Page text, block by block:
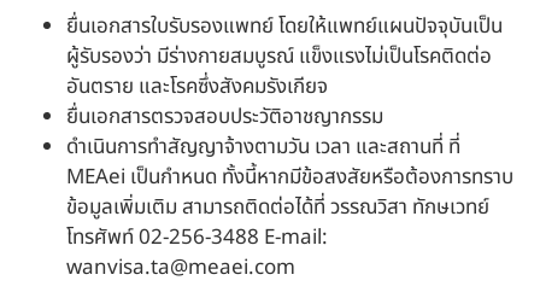
ยื่นเอกสารใบรับรองแพทย์ โดยให้แพทย์แผนปัจจุบันเป็น
ผู้รับรองว่า มีร่างกายสมบูรณ์ แข็งแรงไม่เป็นโรคติดต่อ
อันตราย และโรคซึ่งสังคมรังเกียจ
ยื่นเอกสารตรวจสอบประวัติอาชญากรรม
ดำเนินการทำสัญญาจ้างตามวัน เวลา และสถานที่ ที่
MEAei เป็นกำหนด ทั้งนี้หากมีข้อสงสัยหรือต้องการทราบ
ข้อมูลเพิ่มเติม สามารถติดต่อได้ที่ วรรณวิสา ทักษเวทย์
โทรศัพท์ 02-256-3488 E-mail:
wanvisa.ta@meaei.com